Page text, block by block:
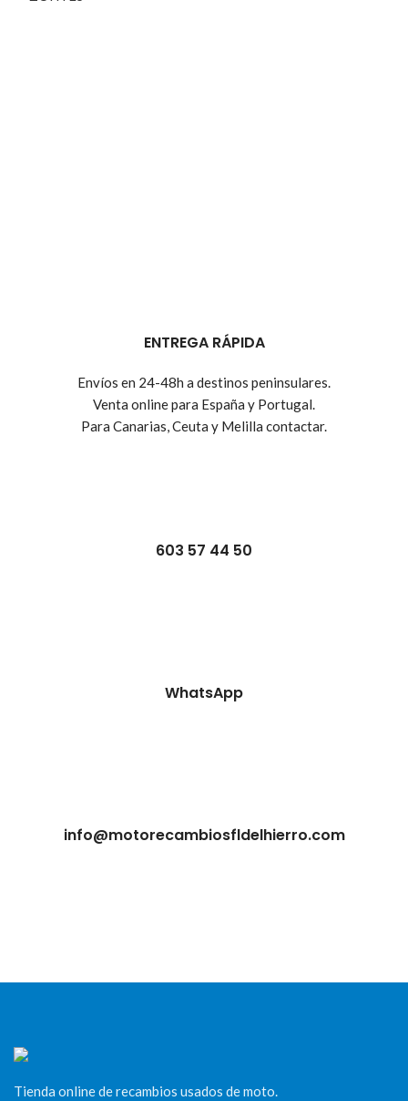
ENTREGA RÁPIDA
Envíos en 24-48h a destinos peninsulares.
Venta online para España y Portugal.
Para Canarias, Ceuta y Melilla contactar.
603 57 44 50
WhatsApp
info@motorecambiosfldelhierro.com
Tienda online de recambios usados de moto.